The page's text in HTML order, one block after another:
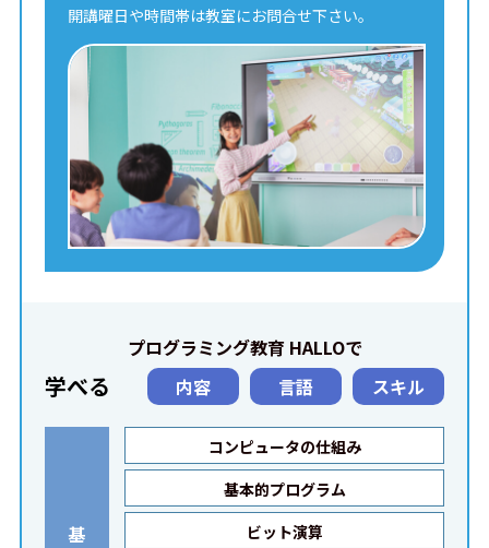
開講曜日や時間帯は教室にお問合せ下さい。
プログラミング教育 HALLOで
学べる 内容 言語 スキル
基
コンピュータの仕組み
基本的プログラム
ビット演算